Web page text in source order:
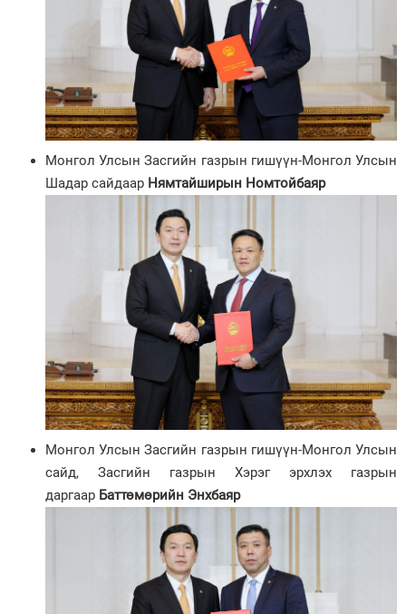
Монгол Улсын Засгийн газрын гишүүн-Монгол Улсын
Шадар сайдаар Нямтайширын Номтойбаяр
Монгол Улсын Засгийн газрын гишүүн-Монгол Улсын
сайд, Засгийн газрын Хэрэг эрхлэх газрын
даргаар Баттөмөрийн Энхбаяр